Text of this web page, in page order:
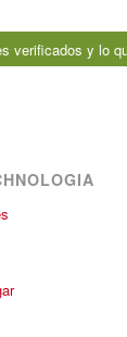
verificados y lo